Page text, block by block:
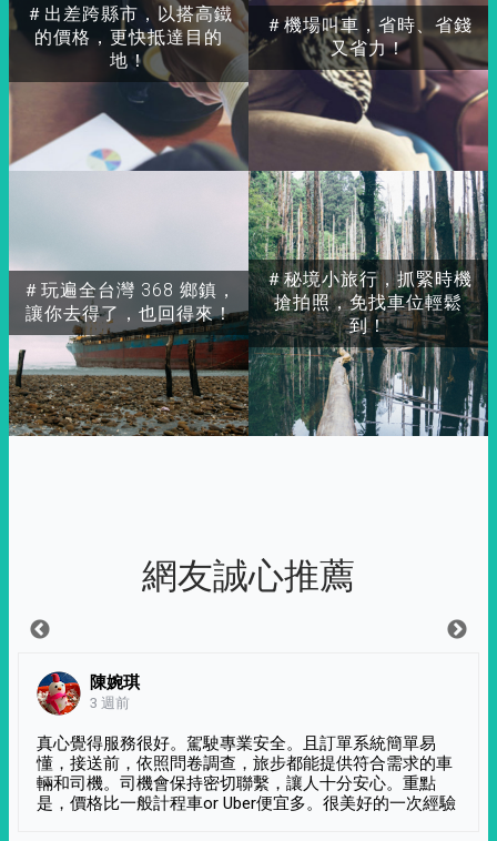
＃出差跨縣市，以搭高鐵
的價格，更快抵達目的
地！
＃玩遍全台灣 368 鄉鎮，
讓你去得了，也回得來！
＃秘境小旅行，抓緊時機
搶拍照，免找車位輕鬆
到！
＃機場叫車，省時、省錢
又省力！
網友誠心推薦
陳婉琪
3 週前
真心覺得服務很好。駕駛專業安全。且訂單系統簡單易
懂，接送前，依照問卷調查，旅步都能提供符合需求的車
輛和司機。司機會保持密切聯繫，讓人十分安心。重點
是，價格比一般計程車or Uber便宜多。很美好的一次經驗